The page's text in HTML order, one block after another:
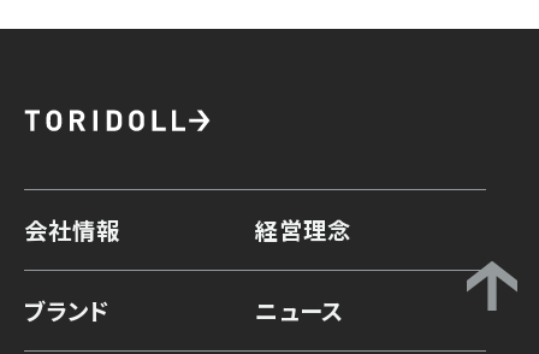
会社情報 経営理念
ブランド ニュース